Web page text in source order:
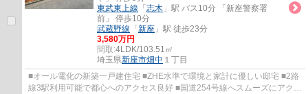
東武東上線 「 志木 」駅 バス10分 「新座警察署
前」 停歩10分
武蔵野線 「 新座 」駅 徒歩23分
3,580万円
間取:4LDK/103.51㎡
埼玉県新座市畑中 １丁目
■オール電化の新築一戸建住宅 ■ZHE水準で環境と家計に優しい邸宅 ■2路
線3駅利用可能で都心へのアクセス良好 ■国道254号線へスムーズにアクセ